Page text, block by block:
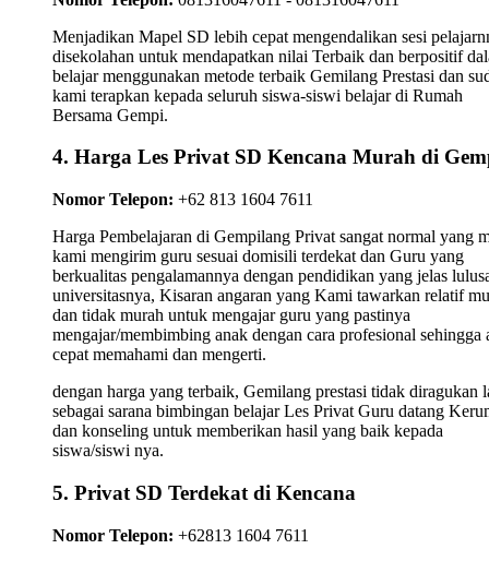
Menjadikan Mapel SD lebih cepat mengendalikan sesi
disekolahan untuk mendapatkan nilai Terbaik dan berpositif
belajar menggunakan metode terbaik Gemilang Prestasi dan
kami terapkan kepada seluruh siswa-siswi belajar di Rumah
Bersama Gempi.
4. Harga Les Privat SD Kencana Murah di
Nomor Telepon: +62 813 1604 7611
Harga Pembelajaran di Gempilang Privat sangat normal yang
kami mengirim guru sesuai domisili terdekat dan Guru yang
berkualitas pengalamannya dengan pendidikan yang jelas
universitasnya, Kisaran angaran yang Kami tawarkan relatif
dan tidak murah untuk mengajar guru yang pastinya
mengajar/membimbing anak dengan cara profesional sehingga
cepat memahami dan mengerti.
dengan harga yang terbaik, Gemilang prestasi tidak diragukan
sebagai sarana bimbingan belajar Les Privat Guru datang
dan konseling untuk memberikan hasil yang baik kepada
siswa/siswi nya.
5. Privat SD Terdekat di Kencana
Nomor Telepon: +62813 1604 7611